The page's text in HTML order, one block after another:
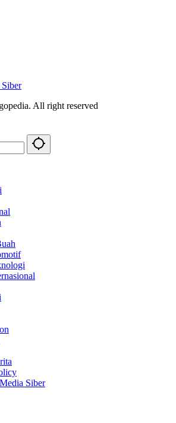
All right reserved
Siber